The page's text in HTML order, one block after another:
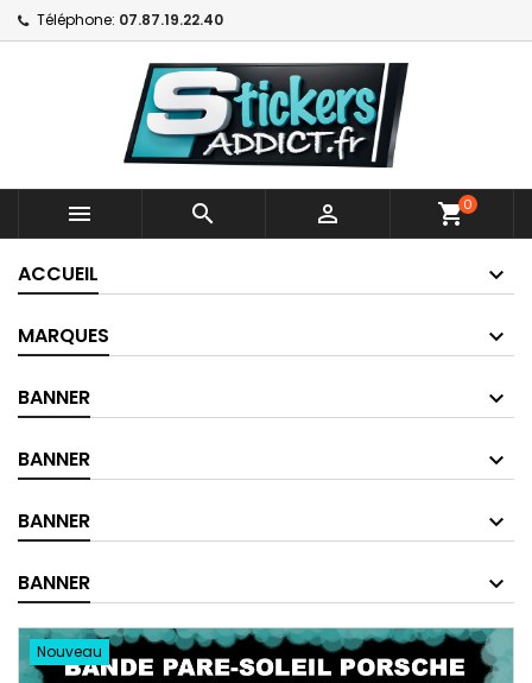
Téléphone: 07.87.19.22.40
   shopping_cart0
ACCUEIL
MARQUES
BANNER
BANNER
BANNER
BANNER
Nouveau